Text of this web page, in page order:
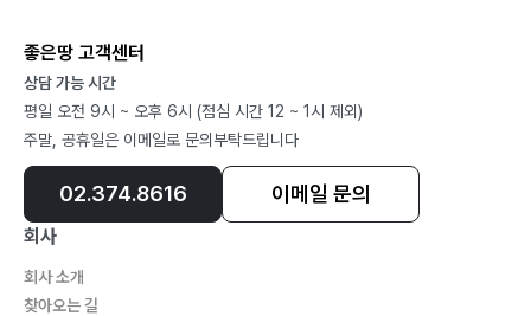
좋은땅 고객센터
상담 가능 시간
평일 오전 9시 ~ 오후 6시 (점심 시간 12 ~ 1시 제외)
주말, 공휴일은 이메일로 문의부탁드립니다
02.374.8616 이메일 문의
회사
회사 소개
찾아오는 길